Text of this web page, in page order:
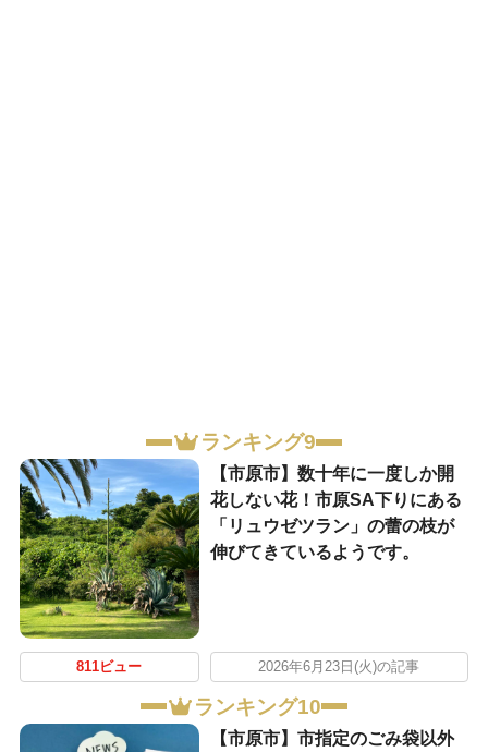
ランキング9
【市原市】数十年に一度しか開
花しない花！市原SA下りにある
「リュウゼツラン」の蕾の枝が
伸びてきているようです。
811ビュー 2026年6月23日(火)の記事
ランキング10
【市原市】市指定のごみ袋以外